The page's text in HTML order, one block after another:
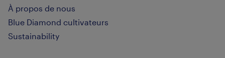
À propos de nous
Blue Diamond cultivateurs
Sustainability